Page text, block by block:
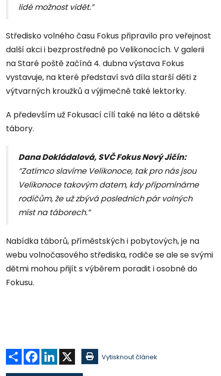
lidé možnost vidět.”
Středisko volného času Fokus připravilo pro veřejnost
další akci i bezprostředně po Velikonocích. V galerii
na Staré poště začíná 4. dubna výstava Fokus
vystavuje, na které představí svá díla starší děti z
výtvarných kroužků a výjimečně také lektorky.
A především už Fokusací cílí také na léto a dětské
tábory.
Dana Dokládalová, SVČ Fokus Nový Jičín:
“Zatímco slavíme Velikonoce, tak pro nás jsou
Velikonoce takovým datem, kdy připomínáme
rodičům, že už zbývá posledních pár volných
míst na táborech.”
Nabídka táborů, příměstských i pobytových, je na
webu volnočasového střediska, rodiče se ale se svými
dětmi mohou přijít s výběrem poradit i osobně do
Fokusu.
Sdílet Facebook
LinkedIn Vytisknout článek